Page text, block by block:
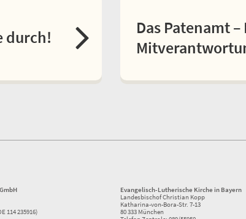
durch!
Das Patenamt
114 235916)
Evangelisch-Lutherische Kirche in Bayern
Landesbischof Christian Kopp
Katharina-von-Bora-Str. 7-13
80 333 München